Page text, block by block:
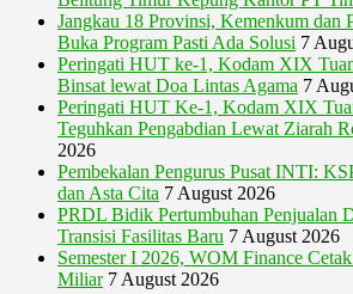
Jangkau 18 Provinsi, Kemenkum dan
Buka Program Pasti Ada Solusi 7
Peringati HUT ke-1, Kodam XIX
Binsat lewat Doa Lintas Agama 7
Peringati HUT Ke-1, Kodam XIX
Teguhkan Pengabdian Lewat Ziarah
2026
Pembekalan Pengurus Pusat INTI:
dan Asta Cita 7 August 2026
PRDL Bidik Pertumbuhan Penjualan
Transisi Fasilitas Baru 7 August 2026
Semester I 2026, WOM Finance
Miliar 7 August 2026